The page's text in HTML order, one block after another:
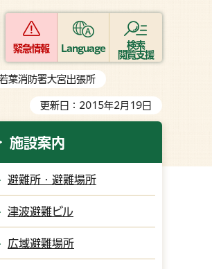
緊急情報 Language
検索
閲覧支援
葉消防署大宮出張所
更新日：2015年2月19日
施設案内
避難所・避難場所
津波避難ビル
広域避難場所